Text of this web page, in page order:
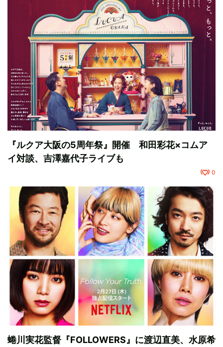
『ルクア大阪の5周年祭』開催 和田彩花×コムア
イ対談、吉澤嘉代子ライブも
0
蜷川実花監督『FOLLOWERS』に渡辺直美、水原希